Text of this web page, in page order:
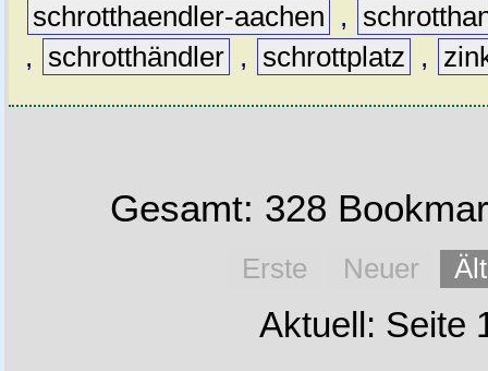
schrotthaendler-aachen
,
,
schrotthändler , schrottplatz ,
Gesamt: 328
Erste Neuer
Aktuell: Seite